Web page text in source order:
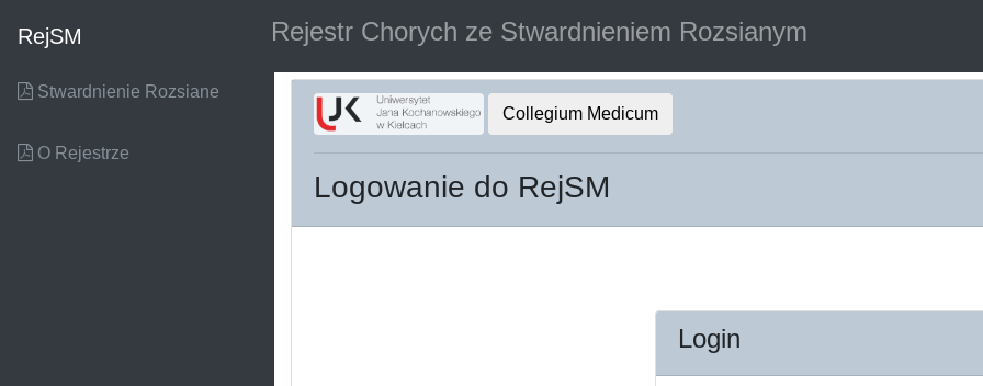
RejSM
Stwardnienie Rozsiane
O Rejestrze
Rejestr Chorych ze Stwardnieniem Rozsianym
Collegium Medicum
Logowanie do RejSM
Login